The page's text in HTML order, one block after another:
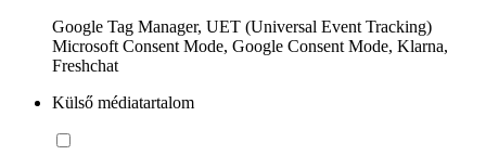
Google Tag Manager, UET (Universal Event Tracking)
Microsoft Consent Mode, Google Consent Mode, Klarna,
Freshchat
Külső médiatartalom